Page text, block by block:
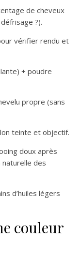
de cheveux
?).
vérifier rendu et
+ poudre
propre (sans
teinte et objectif.
doux après
naturelle des
d’huiles légers
couleur